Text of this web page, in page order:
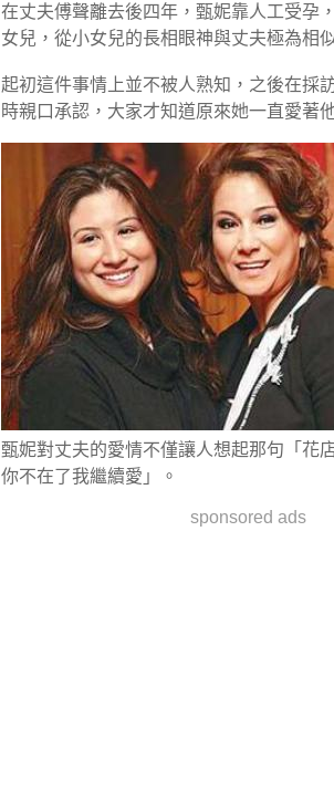
在丈夫傅聲離去後四年，甄妮靠人工受孕
女兒，從小女兒的長相眼神與丈夫極為相
起初這件事情上並不被人熟知，之後在採
時親口承認，大家才知道原來她一直愛著
甄妮對丈夫的愛情不僅讓人想起那句 「花
你不在了我繼續愛」。
sponsored ads